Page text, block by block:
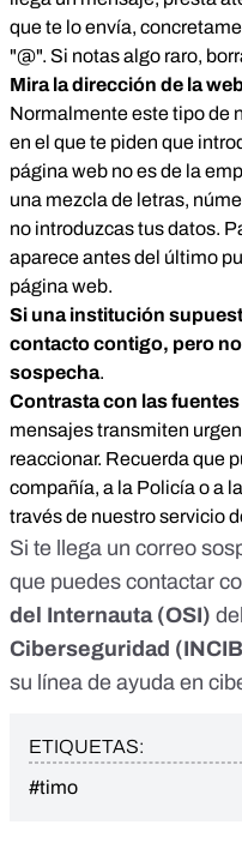
que te lo envía,
"@". Si notas algo raro,
Mira la dirección de la
Normalmente este tipo de
en el que te piden que
página web no es de la
una mezcla de letras,
no introduzcas tus datos.
aparece antes del último
página web.
Si una institución
contacto contigo, pero
sospecha.
Contrasta con las
mensajes transmiten
reaccionar. Recuerda que
compañía, a la Policía o a
través de nuestro servicio
Si te llega un correo
que puedes contactar
del Internauta(OSI) del
Ciberseguridad
su línea de ayuda en
ETIQUETAS:
#timo